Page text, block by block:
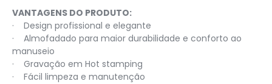
VANTAGENS DO PRODUTO:
· Design profissional e elegante
· Almofadado para maior durabilidade e conforto ao
manuseio
· Gravação em Hot stamping
· Fácil limpeza e manutenção